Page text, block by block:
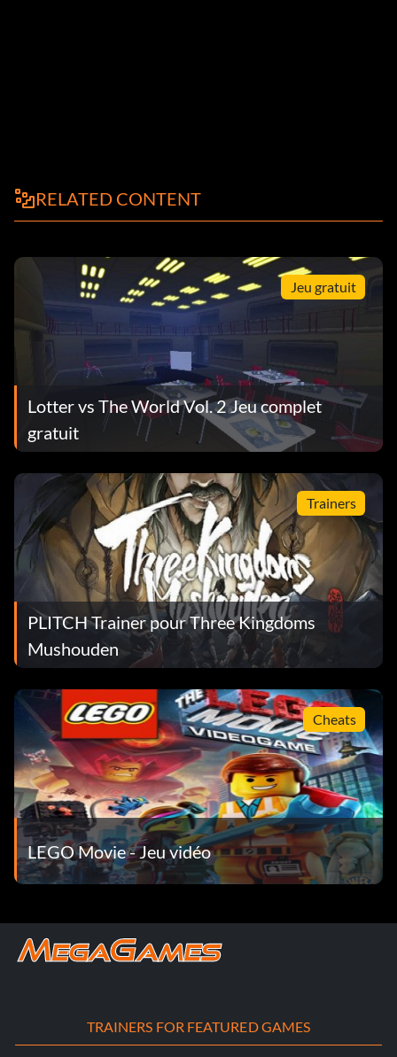
RELATED CONTENT
Jeu gratuit
Lotter vs The World Vol. 2 Jeu complet
gratuit
Trainers
PLITCH Trainer pour Three Kingdoms
Mushouden
Cheats
LEGO Movie - Jeu vidéo
TRAINERS FOR FEATURED GAMES